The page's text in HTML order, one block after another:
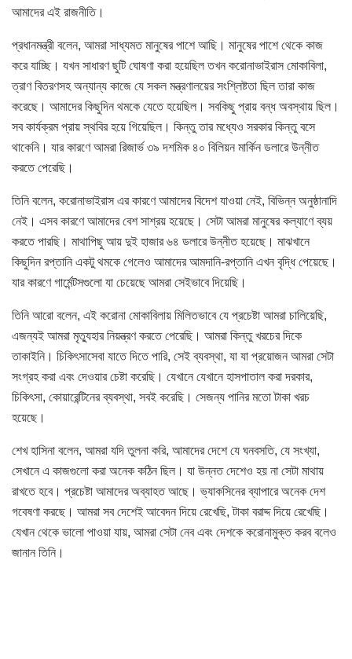
আমাদের এই রাজনীতি।
প্রধানমন্ত্রী বলেন, আমরা সাধ্যমত মানুষের পাশে আছি। মানুষের পাশে থেকে কাজ
করে যাচ্ছি। যখন সাধারণ ছুটি ঘোষণা করা হয়েছিল তখন করোনাভাইরাস মোকাবিলা,
ত্রাণ বিতরণসহ অন্যান্য কাজে যে সকল মন্ত্রণালয়ের সংশ্লিষ্টতা ছিল তারা কাজ
করেছে। আমাদের কিছুদিন থমকে যেতে হয়েছিল। সবকিছু প্রায় বন্ধ অবস্থায় ছিল।
সব কার্যক্রম প্রায় স্থবির হয়ে গিয়েছিল। কিন্তু তার মধ্যেও সরকার কিন্তু বসে
থাকেনি। যার কারণে আমরা রিজার্ভ ৩৯ দশমিক ৪০ বিলিয়ন মার্কিন ডলারে উন্নীত
করতে পেরেছি।
তিনি বলেন, করোনাভাইরাস এর কারণে আমাদের বিদেশ যাওয়া নেই, বিভিন্ন অনুষ্ঠানাদি
নেই। এসব কারণে আমাদের বেশ সাশ্রয় হয়েছে। সেটা আমরা মানুষের কল্যাণে ব্যয়
করতে পারছি। মাথাপিছু আয় দুই হাজার ৬৪ ডলারে উন্নীত হয়েছে। মাঝখানে
কিছুদিন রপ্তানি একটু থমকে গেলেও আমাদের আমদানি-রপ্তানি এখন বৃদ্ধি পেয়েছে।
যার কারণে গার্মেন্টসগুলো যা চেয়েছে আমরা সেইভাবে দিয়েছি।
তিনি আরো বলেন, এই করোনা মোকাবিলায় মিলিতভাবে যে প্রচেষ্টা আমরা চালিয়েছি,
এজন্যই আমরা মৃত্যুহার নিয়ন্ত্রণ করতে পেরেছি। আমরা কিন্তু খরচের দিকে
তাকাইনি। চিকিৎসাসেবা যাতে দিতে পারি, সেই ব্যবস্থা, যা যা প্রয়োজন আমরা সেটা
সংগ্রহ করা এবং দেওয়ার চেষ্টা করেছি। যেখানে যেখানে হাসপাতাল করা দরকার,
চিকিৎসা, কোয়ারেন্টিনের ব্যবস্থা, সবই করেছি। সেজন্য পানির মতো টাকা খরচ
হয়েছে।
শেখ হাসিনা বলেন, আমরা যদি তুলনা করি, আমাদের দেশে যে ঘনবসতি, যে সংখ্যা,
সেখানে এ কাজগুলো করা অনেক কঠিন ছিল। যা উন্নত দেশেও হয় না সেটা মাথায়
রাখতে হবে। প্রচেষ্টা আমাদের অব্যাহত আছে। ভ্যাকসিনের ব্যাপারে অনেক দেশ
গবেষণা করছে। আমরা সব দেশেই আবেদন দিয়ে রেখেছি, টাকা বরাদ্দ দিয়ে রেখেছি।
যেখান থেকে ভালো পাওয়া যায়, আমরা সেটা নেব এবং দেশকে করোনামুক্ত করব বলেও
জানান তিনি।